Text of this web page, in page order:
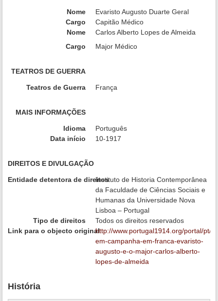
Nome
Evaristo Augusto Duarte Geral
Cargo
Capitão Médico
Nome
Carlos Alberto Lopes de Almeida
Cargo
Major Médico
TEATROS DE GUERRA
Teatros de Guerra França
MAIS INFORMAÇÕES
Idioma
Português
Data início
10-1917
DIREITOS E DIVULGAÇÃO
Entidade detentora de direitosInstituto de Historia Contemporânea
da Faculdade de Ciências Sociais e
Humanas da Universidade Nova
Lisboa – Portugal
Tipo de direitos
Todos os direitos reservados
Link para o objecto originalhttp://www.portugal1914.org/portal/pt/
em-campanha-em-franca-evaristo-
augusto-e-o-major-carlos-alberto-
lopes-de-almeida
História